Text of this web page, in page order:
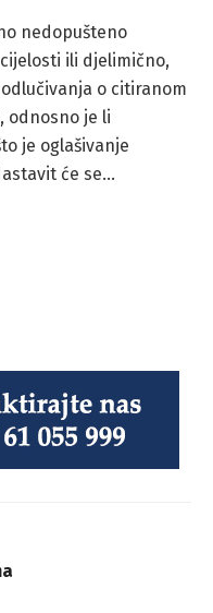
nedopušteno
ili djelimično,
o citiranom
odnosno je li
je oglašivanje
će se…